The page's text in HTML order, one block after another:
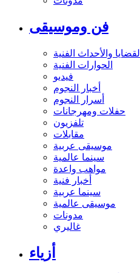
فن وموسيقى
القضايا والأحداث الفنية
الحوارات الفنية
فيديو
أخبار النجوم
أسرار النجوم
حفلات ومهرجانات
تلفزيون
مقابلات
موسيقى عربية
سينما عالمية
مواهب واعدة
أخبار فنية
سينما عربية
موسيقى عالمية
مدونات
غاليري
أزياء